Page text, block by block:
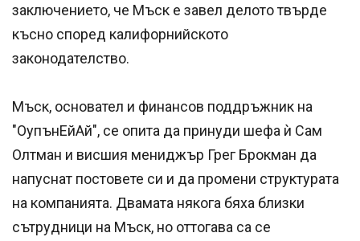
заключението, че Мъск е завел делото твърде
късно според калифорнийското
законодателство.
Мъск, основател и финансов поддръжник на
"OупънЕйАй", се опита да принуди шефа ѝ Сам
Олтман и висшия мениджър Грег Брокман да
напуснат постовете си и да промени структурата
на компанията. Двамата някога бяха близки
сътрудници на Мъск, но оттогава са се